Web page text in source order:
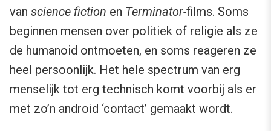
van science fiction en Terminator-films. Soms
beginnen mensen over politiek of religie als ze
de humanoid ontmoeten, en soms reageren ze
heel persoonlijk. Het hele spectrum van erg
menselijk tot erg technisch komt voorbij als er
met zo’n android ‘contact’ gemaakt wordt.